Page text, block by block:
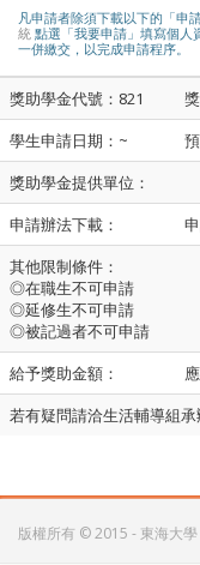
凡申請者除須下載以下的「申
統 點選「我要申請」填寫個人
一併繳交，以完成申請程序。
獎助學金代號：821
學生申請日期：~
獎助學金提供單位：
申請辦法下載：
其他限制條件：
◎在職生不可申請
◎延修生不可申請
◎被記過者不可申請
給予獎助金額：
若有疑問請洽生活輔導組承
版權所有 © 2015 - 東海大